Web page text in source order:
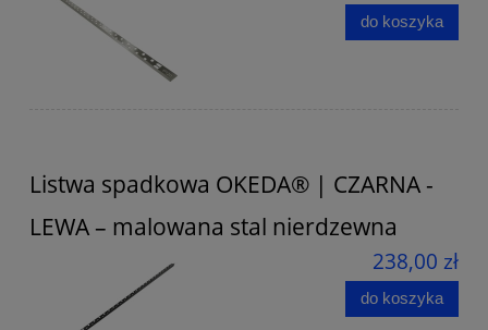
do koszyka
Listwa spadkowa OKEDA® | CZARNA -
LEWA – malowana stal nierdzewna
238,00 zł
do koszyka